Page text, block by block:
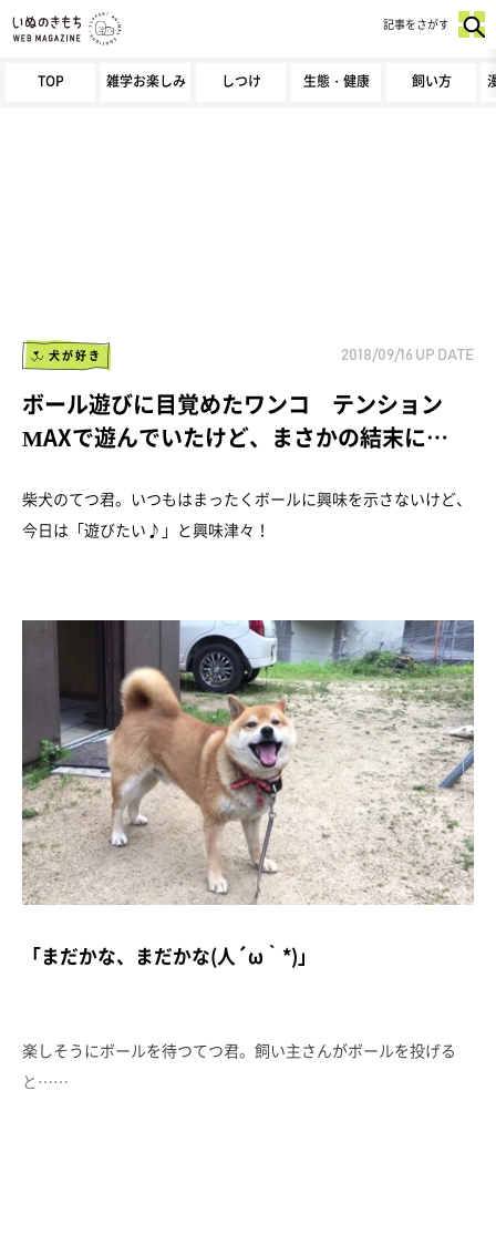
TOP 雑学お楽しみ しつけ 生態・健康 飼い方
記事をさがす
犬が好き 2018/09/16 UP DATE
ボール遊びに目覚めたワンコ テンション
MAXで遊んでいたけど、まさかの結末に…
柴犬のてつ君。いつもはまったくボールに興味を示さないけど、
今日は「遊びたい♪」と興味津々！
「まだかな、まだかな(人´ω｀*)」
楽しそうにボールを待つてつ君。飼い主さんがボールを投げる
と……